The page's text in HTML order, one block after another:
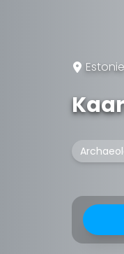
Estonie